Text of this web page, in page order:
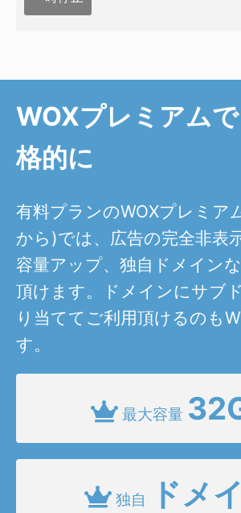
WOXプレミアム
格的に
有料プランのWOXプレミア
から)では、広告の完全非表
容量アップ、独自ドメイン
頂けます。ドメインにサブ
り当ててご利用頂けるのも
す。
最大容量
独自 ドメ